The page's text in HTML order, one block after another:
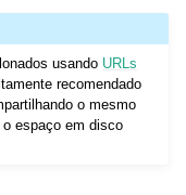
usando URLs
recomendado
o mesmo
espaço em disco